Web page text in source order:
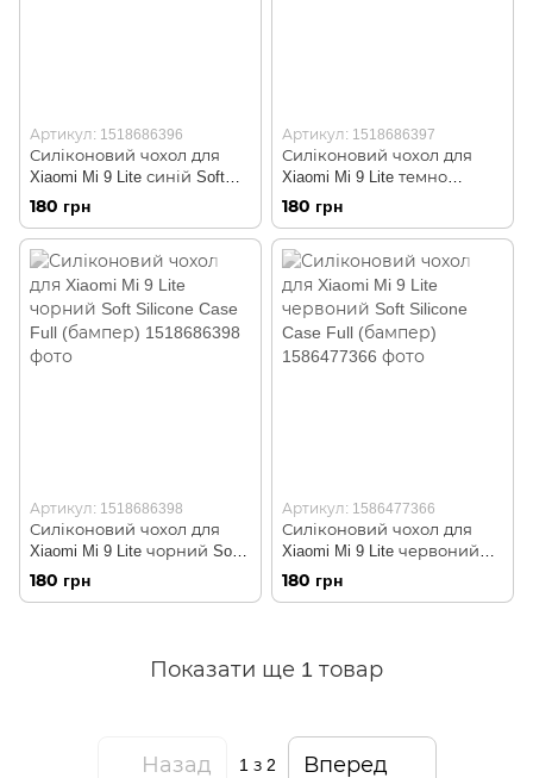
Артикул: 1518686396
Силіконовий чохол для
Xiaomi Mi 9 Lite синій Soft
Silicone Case Full (бампер)
180 грн
Артикул: 1518686397
Силіконовий чохол для
Xiaomi Mi 9 Lite темно
зелений Soft Silicone Case
Full (бампер)
180 грн
Артикул: 1518686398
Силіконовий чохол для
Xiaomi Mi 9 Lite чорний Soft
Silicone Case Full (бампер)
180 грн
Артикул: 1586477366
Силіконовий чохол для
Xiaomi Mi 9 Lite червоний
Soft Silicone Case Full
(бампер)
180 грн
Показати ще 1 товар
Назад 1з 2 Вперед